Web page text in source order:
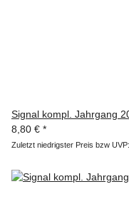
Signal kompl. Jahrgang
8,80 € *
Zuletzt niedrigster Preis bzw UVP: